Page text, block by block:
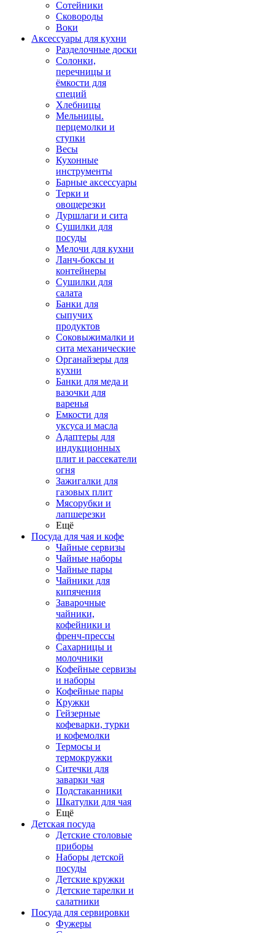
Сотейники
Сковороды
Воки
Аксессуары для кухни
Разделочные доски
Солонки,
перечницы и
ёмкости для
специй
Хлебницы
Мельницы.
перцемолки и
ступки
Весы
Кухонные
инструменты
Барные аксессуары
Терки и
овощерезки
Дуршлаги и сита
Сушилки для
посуды
Мелочи для кухни
Ланч-боксы и
контейнеры
Сушилки для
салата
Банки для
сыпучих
продуктов
Соковыжималки и
сита механические
Органайзеры для
кухни
Банки для меда и
вазочки для
варенья
Емкости для
уксуса и масла
Адаптеры для
индукционных
плит и рассекатели
огня
Зажигалки для
газовых плит
Мясорубки и
лапшерезки
Ещё
Посуда для чая и кофе
Чайные сервизы
Чайные наборы
Чайные пары
Чайники для
кипячения
Заварочные
чайники,
кофейники и
френч-прессы
Сахарницы и
молочники
Кофейные сервизы
и наборы
Кофейные пары
Кружки
Гейзерные
кофеварки, турки
и кофемолки
Термосы и
термокружки
Ситечки для
заварки чая
Подстаканники
Шкатулки для чая
Ещё
Детская посуда
Детские столовые
приборы
Наборы детской
посуды
Детские кружки
Детские тарелки и
салатники
Посуда для сервировки
Фужеры